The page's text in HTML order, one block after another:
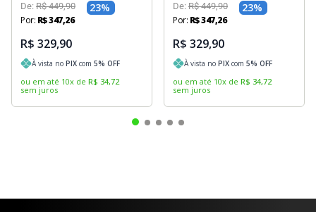
De: R$ 449,90 23%
Por: R$347,26
R$ 329,90
À vista no PIX com 5% OFF
ou em até 10x de R$ 34,72
sem juros
De: R$ 449,90 23%
Por: R$347,26
R$ 329,90
À vista no PIX com 5% OFF
ou em até 10x de R$ 34,72
sem juros